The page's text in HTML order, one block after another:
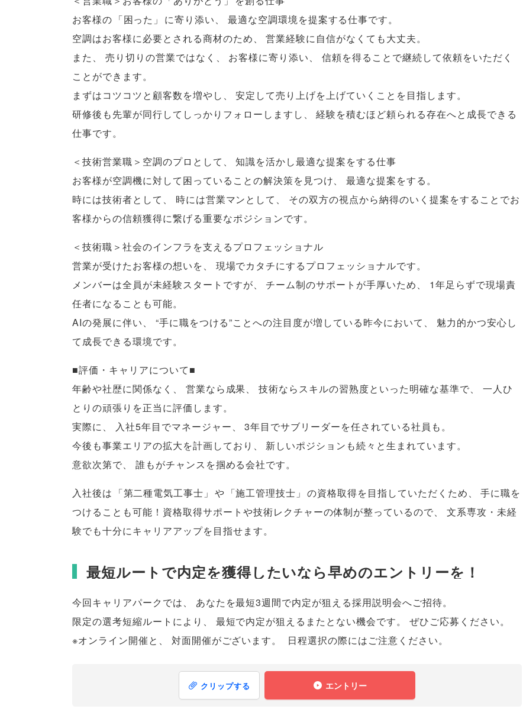
お客様の 「困った 」 に寄り添い、 最適な空調環境を提案する仕事です。
空調はお客様に必要とされる商材のため、 営業経験に自信がなくても大丈夫。
また 、 売り切りの営業ではなく 、 お客様に寄り添い、
信頼を得ることで継続して依頼をいただく
ことができます。
まずはコツコツと顧客数を増やし 、 安定して売り上げを上げていくことを目指します。
研修後も先輩が同行してしっかりフォローしますし 、
経験を積むほど頼られる存在へと成長できる
仕事です。
＜技術営業職＞空調のプロとして 、
知識を活かし最適な提案をする仕事
お客様が空調機に対して困っていることの解決策を見つけ、 最適な提案をする。
時には技術者として 、 時には営業マンとして 、
その双方の視点から納得のいく提案をすることでお
客様からの信頼獲得に繋げる重要なポジションです。
＜技術職＞社会のインフラを支えるプロフェッショナル
営業が受けたお客様の想いを、 現場でカタチにするプロフェッショナルです。
メンバーは全員が未経験スタートですが、 チーム制のサポートが手厚いため、
1年足らずで現場責
任者になることも可能。
AIの発展に伴い、 “手に職をつける”ことへの注目度が増している昨今において 、
魅力的かつ安心し
て成長できる環境です。
■評価・キャリアについて■
年齢や社歴に関係なく 、 営業なら成果、 技術ならスキルの習熟度といった明確な基準で、
一人ひ
とりの頑張りを正当に評価します。
実際に、 入社5年目でマネージャー、 3年目でサブリーダーを任されている社員も。
今後も事業エリアの拡大を計画しており 、 新しいポジションも続々と生まれています。
意欲次第で、 誰もがチャンスを掴める会社です。
入社後は 「第二種電気工事士 」 や 「施工管理技士 」 の資格取得を目指していただくため、
手に職を
つけることも可能！資格取得サポートや技術レクチャーの体制が整っているので、
文系専攻・未経
験でも十分にキャリアアップを目指せます。
最短ルートで内定を獲得したいなら早めのエントリーを！
今回キャリアパークでは、 あなたを最短3週間で内定が狙える採用説明会へご招待。
限定の選考短縮ルートにより 、 最短で内定が狙えるまたとない機会です。 ぜひご応募ください。
※オンライン開催と 、 対面開催がございます。 日程選択の際にはご注意ください。
クリップする エントリー